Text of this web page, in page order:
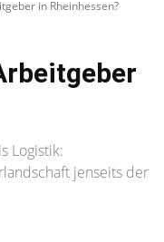
in Rheinhessen?
Logistik:
jenseits der